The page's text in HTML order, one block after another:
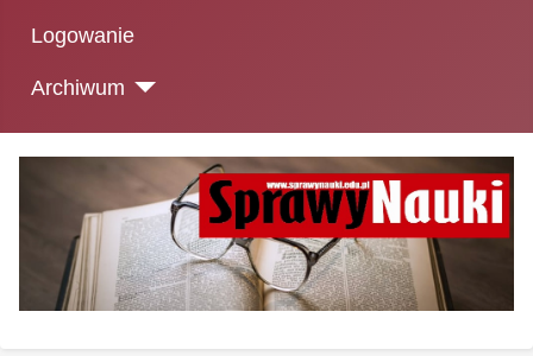
Logowanie
Archiwum